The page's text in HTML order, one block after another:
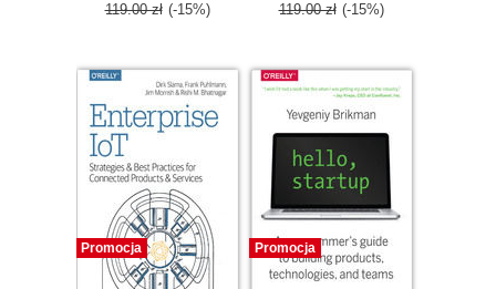
119.00 zł (-15%) 119.00 zł (-15%)
Promocja Promocja